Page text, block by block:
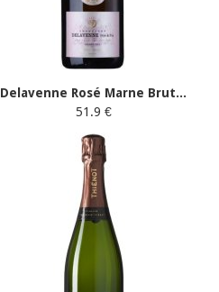
Delavenne Rosé Marne Brut...
51.9 €